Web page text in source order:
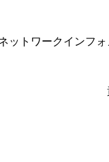
ネットワークインフ